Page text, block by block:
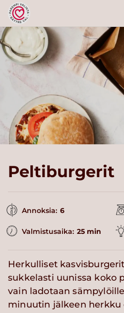
Peltiburgerit
Annoksia: 6
Valmistusaika: 25 min
Herkulliset
sukkelasti uunissa koko
vain ladotaan
minuutin jälkeen herkku